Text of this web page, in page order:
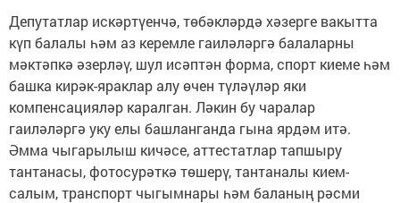
Депутатлар искәртүенчә, төбәкләрдә хәзерге вакытта
күп балалы һәм аз керемле гаиләләргә балаларны
мәктәпкә әзерләү, шул исәптән форма, спорт киеме һәм
башка кирәк-яраклар алу өчен түләүләр яки
компенсацияләр каралган. Ләкин бу чаралар
гаиләләргә уку елы башланганда гына ярдәм итә.
Әмма чыгарылыш кичәсе, аттестатлар тапшыру
тантанасы, фотосурәткә төшерү, тантаналы кием-
салым, транспорт чыгымнары һәм баланың рәсми